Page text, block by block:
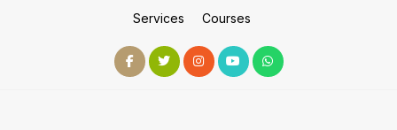
Services Courses